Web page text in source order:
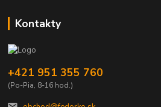
Kontakty
+421 951 355 760
(Po-Pia, 8-16 hod.)